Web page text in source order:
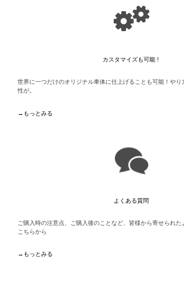
カスタマイズも可能！
世界に一つだけのオリジナル車体に仕上げることも可能！やり
性が。
→もっとみる
よくある質問
ご購入時の注意点、ご購入後のことなど、皆様から寄せられた
こちらから
→もっとみる